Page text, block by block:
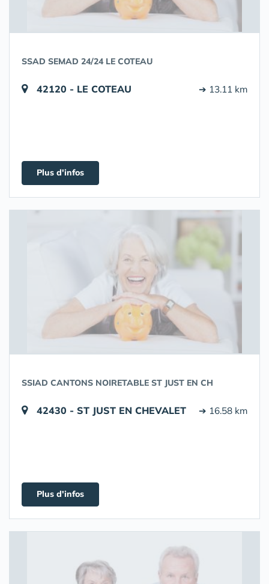
SSAD SEMAD 24/24 LE COTEAU
42120 - LE COTEAU ➔ 13.11 km
Plus d'infos
SSIAD CANTONS NOIRETABLE ST JUST EN CH
42430 - ST JUST EN CHEVALET ➔ 16.58 km
Plus d'infos